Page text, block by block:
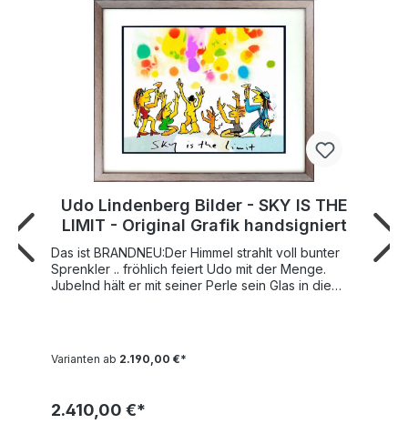
Udo Lindenberg Bilder - SKY IS THE
LIMIT - Original Grafik handsigniert
Das ist BRANDNEU:Der Himmel strahlt voll bunter
Sprenkler .. fröhlich feiert Udo mit der Menge.
Jubelnd hält er mit seiner Perle sein Glas in die
Kunstwerk auf dickes Büttenpapier mit einer
vom Künstler handsigniert und auf nur 300
Varianten ab 2.190,00 €*
2.410,00 €*